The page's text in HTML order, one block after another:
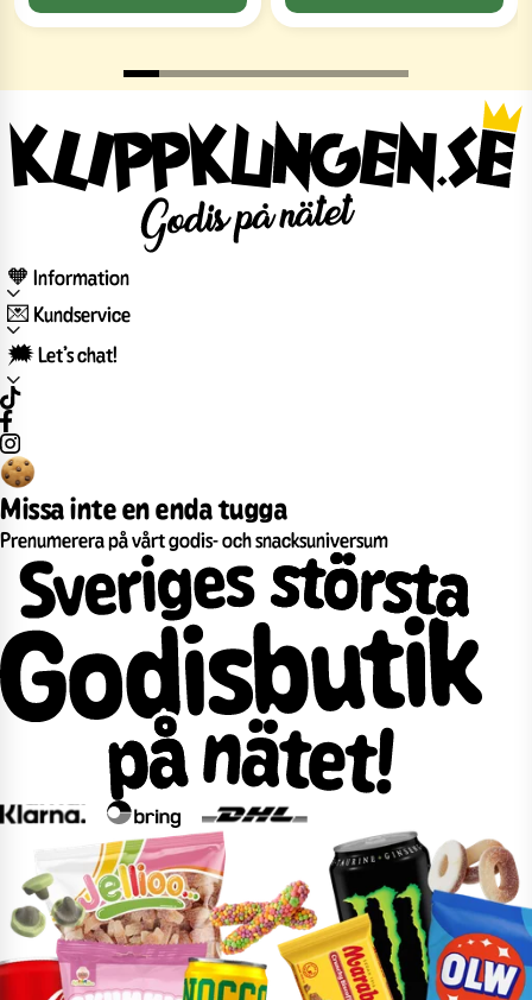
🧡 Information
💌 Kundservice
🗯️ Let’s chat!
Missa inte en enda tugga
Prenumerera på vårt godis- och snacksuniversum